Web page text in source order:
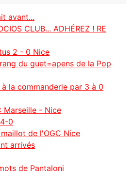
avant...
CLUB... ADHÉREZ ! RE
2 - 0 Nice
du guet=apens de la Pop
la commanderie par 3 à 0
Marseille - Nice
0
de l'OGC Nice
arrivés
de Pantaloni